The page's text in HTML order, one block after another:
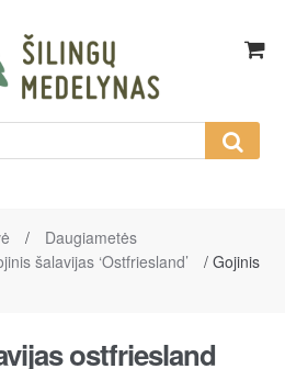
/
Daugiametės
šalavijas ‘Ostfriesland’
/ Gojinis
ostfriesland